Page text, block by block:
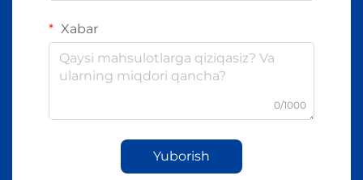
Xabar
0/1000
Yuborish